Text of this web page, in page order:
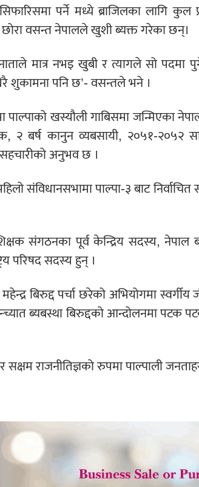
पर्ने मध्ये ब्राजिलका लागि
वसन्त नेपालले खुशी ब्यक्त गरेका छन्।
मात्र नभइ खुबी र त्यागले सो पदमा
शुकामना पनि छ’- वसन्तले भने ।
खस्यौली गाबिसमा जन्मिएका
२ बर्ष कानुन व्यबसायी, २०५१-२०५२
अनुभव छ ।
संविधानसभामा पाल्पा-३ बाट
शिक्षक संगठनका पूर्व केन्द्रिय सदस्य,
परिषद सदस्य हुन् ।
महेन्द्र बिरुद्द पर्चा छरेको अभियोगमा
ब्यबस्था बिरुद्दको आन्दोलनमा पटक
सक्षम राजनीतिज्ञको रुपमा पाल्पाली